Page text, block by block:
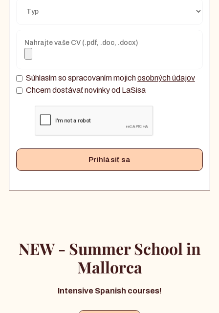
Nahrajte vaše CV (.pdf, .doc, .docx)
Súhlasím so spracovaním mojichosobných údajov
Chcem dostávať novinky od LaSisa
NEW - Summer School in
Mallorca
Intensive Spanish courses!